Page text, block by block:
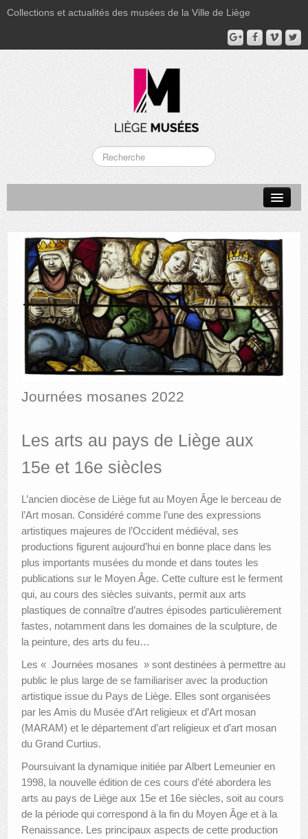
Collections et actualités des musées de la Ville de Liège
MUSÉE GRÉTRY
MUSÉE DU LUMINAIRE
FONDS PATRIMONIAUX
AUTRES LIEUX
ANIMATIONS DES MUSÉES
PUBLICATIONS
LE PORTAIL DES COLLECTIONS
Journées mosanes 2022
Les arts au pays de Liège aux
15e et 16e siècles
L’ancien diocèse de Liège fut au Moyen Âge le berceau de
l’Art mosan. Considéré comme l’une des expressions
artistiques majeures de l’Occident médiéval, ses
productions figurent aujourd’hui en bonne place dans les
plus importants musées du monde et dans toutes les
publications sur le Moyen Âge. Cette culture est le ferment
qui, au cours des siècles suivants, permit aux arts
plastiques de connaître d’autres épisodes particulièrement
fastes, notamment dans les domaines de la sculpture, de
la peinture, des arts du feu…
Les « Journées mosanes » sont destinées à permettre au
public le plus large de se familiariser avec la production
artistique issue du Pays de Liège. Elles sont organisées
par les Amis du Musée d’Art religieux et d’Art mosan
(MARAM) et le département d’art religieux et d’art mosan
du Grand Curtius.
Poursuivant la dynamique initiée par Albert Lemeunier en
1998, la nouvelle édition de ces cours d’été abordera les
arts au pays de Liège aux 15e et 16e siècles, soit au cours
de la période qui correspond à la fin du Moyen Âge et à la
Renaissance. Les principaux aspects de cette production